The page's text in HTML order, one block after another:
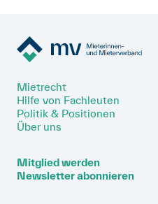
Mietrecht
Hilfe von Fachleuten
Politik & Positionen
Über uns
Mitglied werden
Newsletter abonnieren